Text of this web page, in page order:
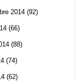
2014 (92)
(66)
(88)
(74)
(62)